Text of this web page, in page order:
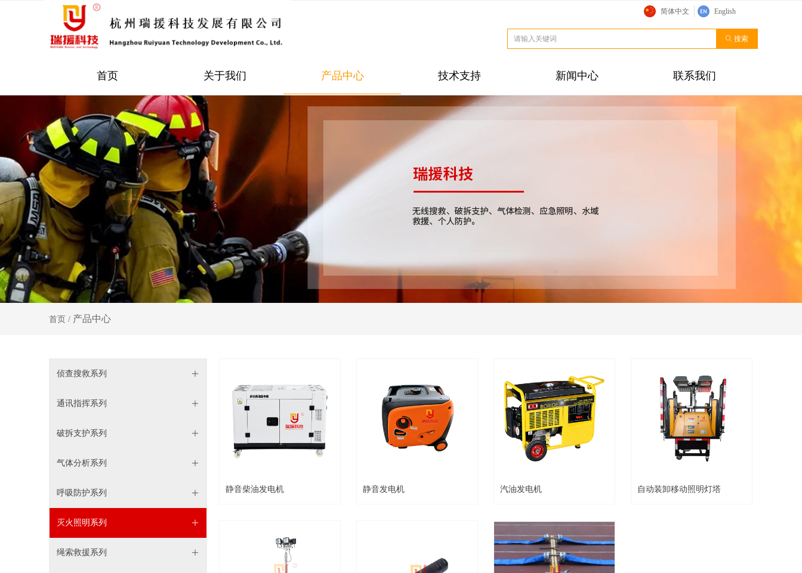
ꄠ 搜索
简体中文 English
首页 关于我们 产品中心 技术支持 新闻中心 联系我们
静音柴油发电机 静音发电机 汽油发电机 自动装卸移动照明灯塔
首页 / 产品中心
ꄶ
侦查搜救系列
ꄶ
通讯指挥系列
ꄶ
破拆支护系列
ꄶ
气体分析系列
ꄶ
呼吸防护系列
ꄶ
灭火照明系列
ꄶ
绳索救援系列